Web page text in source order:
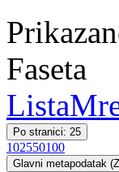
Faseta
Lista
Po stranici: 25
102550100
Glavni metapodatak